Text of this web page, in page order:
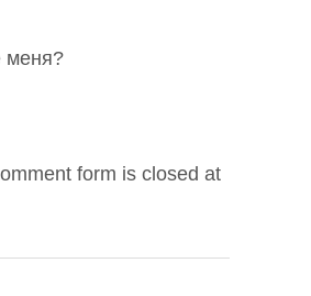
меня?
form is closed at